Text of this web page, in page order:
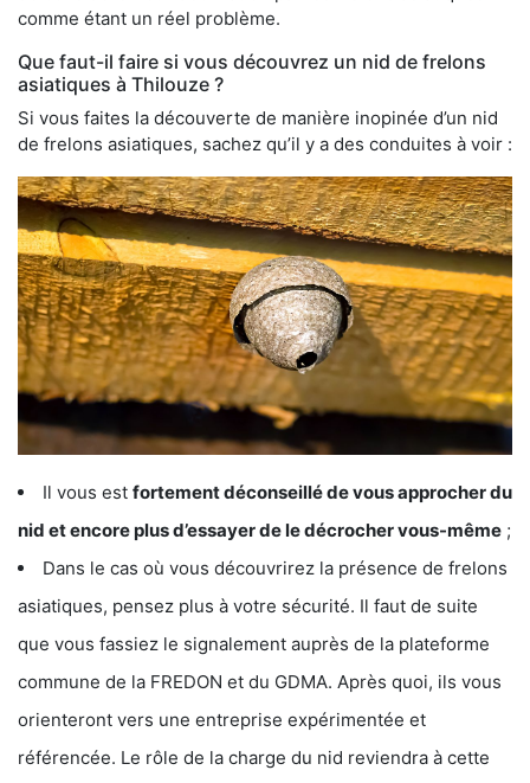
comme étant un réel problème.
Que faut-il faire si vous découvrez un nid de frelons
asiatiques à Thilouze ?
Si vous faites la découverte de manière inopinée d’un nid
de frelons asiatiques, sachez qu’il y a des conduites à voir :
Il vous est fortement déconseillé de vous approcher du
nid et encore plus d’essayer de le décrocher vous-même ;
Dans le cas où vous découvrirez la présence de frelons
asiatiques, pensez plus à votre sécurité. Il faut de suite
que vous fassiez le signalement auprès de la plateforme
commune de la FREDON et du GDMA. Après quoi, ils vous
orienteront vers une entreprise expérimentée et
référencée. Le rôle de la charge du nid reviendra à cette